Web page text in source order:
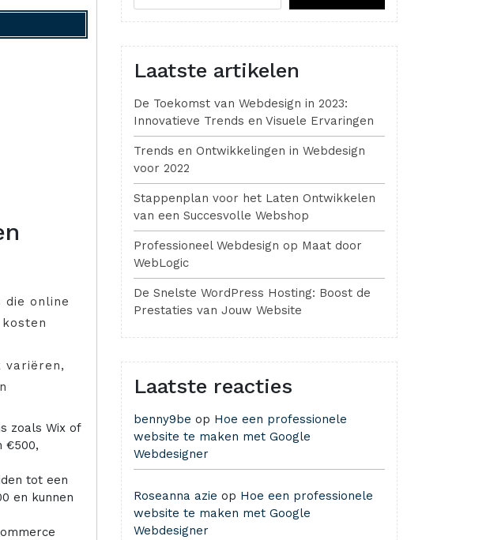
die online
variëren,
zoals Wix of
€500,
tot een
en kunnen
Laatste artikelen
De Toekomst van Webdesign in 2023:
Innovatieve Trends en Visuele Ervaringen
Trends en Ontwikkelingen in Webdesign
voor 2022
Stappenplan voor het Laten Ontwikkelen
van een Succesvolle Webshop
Professioneel Webdesign op Maat door
WebLogic
De Snelste WordPress Hosting: Boost de
Prestaties van Jouw Website
Laatste reacties
benny9be op Hoe een professionele
website te maken met Google
Webdesigner
Roseanna azie op Hoe een professionele
website te maken met Google
Webdesigner